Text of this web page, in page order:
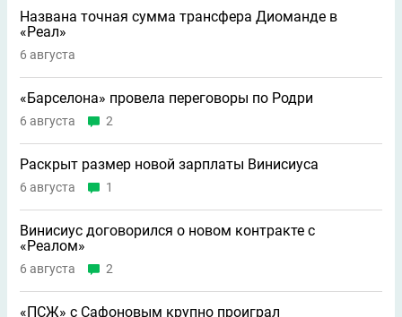
Названа точная сумма трансфера Диоманде в
«Реал»
6 августа
«Барселона» провела переговоры по Родри
6 августа 2
Раскрыт размер новой зарплаты Винисиуса
6 августа 1
Винисиус договорился о новом контракте с
«Реалом»
6 августа 2
«ПСЖ» с Сафоновым крупно проиграл